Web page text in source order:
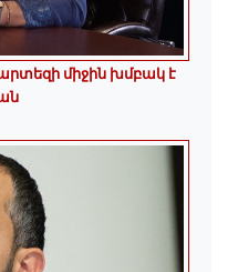
միջին խմբակ է